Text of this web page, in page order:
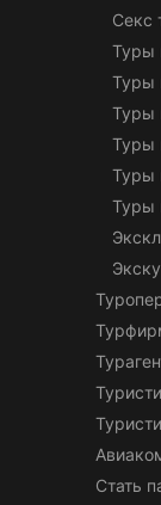
Секс
Туры
Туры
Туры
Туры
Туры
Туры
Стать